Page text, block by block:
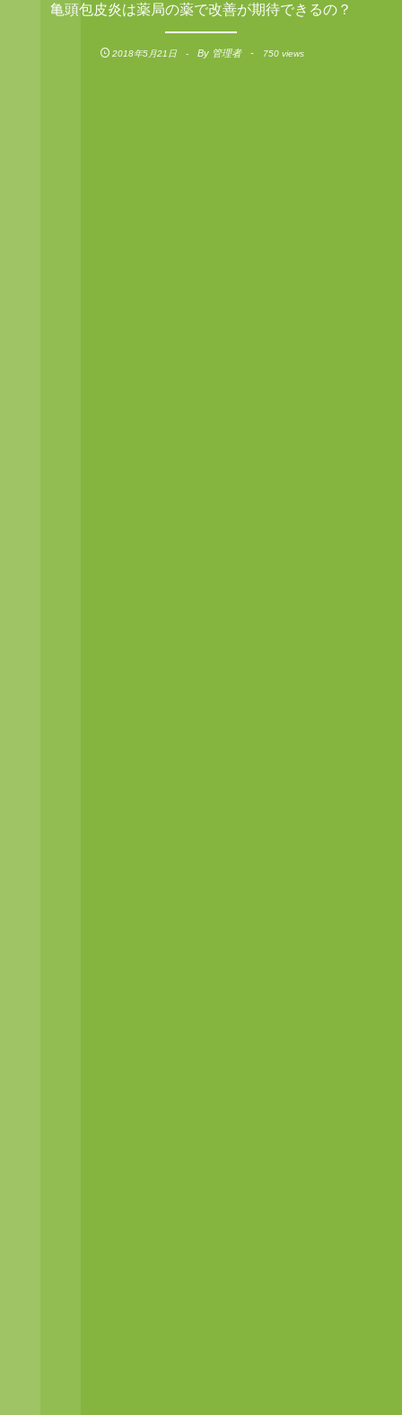
亀頭包皮炎は薬局の薬で改善が期待できるの？
2018年5月21日 By 管理者 750 views